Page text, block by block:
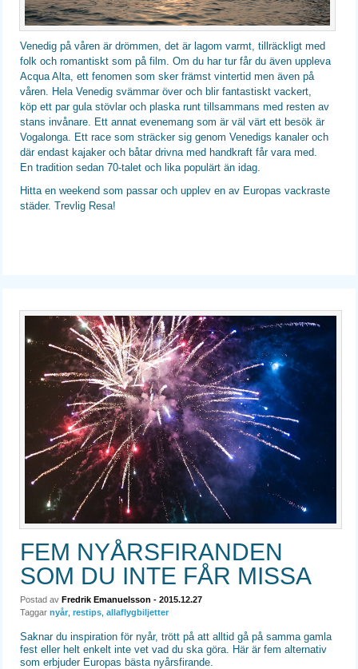
Venedig på våren är drömmen, det är lagom varmt, tillräckligt med
folk och romantiskt som på film. Om du har tur får du även uppleva
Acqua Alta, ett fenomen som sker främst vintertid men även på
våren. Hela Venedig svämmar över och blir fantastiskt vackert,
köp ett par gula stövlar och plaska runt tillsammans med resten av
stans invånare. Ett annat evenemang som är väl värt ett besök är
Vogalonga. Ett race som sträcker sig genom Venedigs kanaler och
där endast kajaker och båtar drivna med handkraft får vara med.
En tradition sedan 70-talet och lika populärt än idag.
Hitta en weekend som passar och upplev en av Europas vackraste
städer. Trevlig Resa!
FEM NYÅRSFIRANDEN
SOM DU INTE FÅR MISSA
Postad avFredrik Emanuelsson - 2015.12.27
Taggar nyår ,restips ,allaflygbiljetter
Saknar du inspiration för nyår, trött på att alltid gå på samma gamla
fest eller helt enkelt inte vet vad du ska göra. Här är fem alternativ
som erbjuder Europas bästa nyårsfirande.